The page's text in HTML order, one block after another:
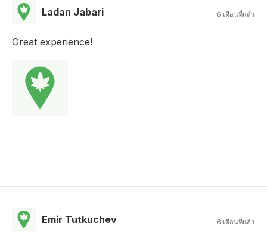
Ladan Jabari 6 เดือนที่แล้ว
Great experience!
Emir Tutkuchev 6 เดือนที่แล้ว